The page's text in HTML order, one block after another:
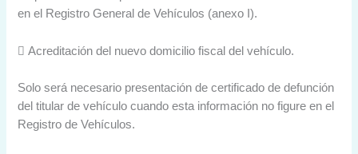
en el Registro General de Vehículos (anexo I).
 Acreditación del nuevo domicilio fiscal del vehículo.
Solo será necesario presentación de certificado de defunción
del titular de vehículo cuando esta información no figure en el
Registro de Vehículos.